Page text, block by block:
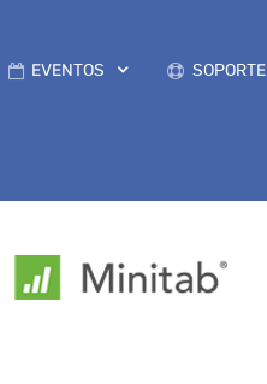
EVENTOS SOPORTE